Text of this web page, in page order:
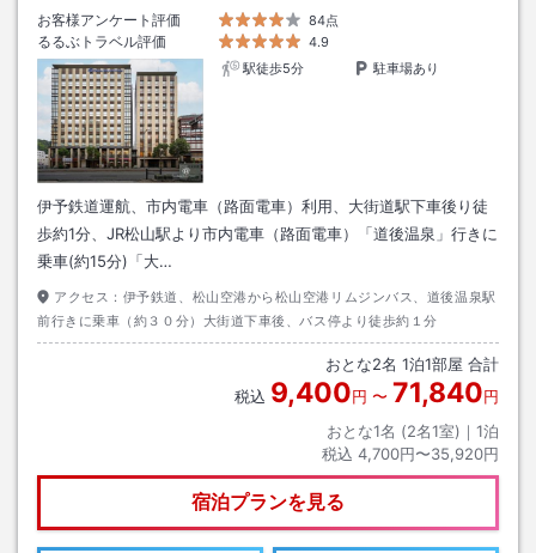
お客様アンケート評価
84点
るるぶトラベル評価
4.9
駅徒歩5分
駐車場あり
伊予鉄道運航、市内電車（路面電車）利用、大街道駅下車後り徒
歩約1分、JR松山駅より市内電車（路面電車）「道後温泉」行きに
乗車(約15分)「大…
アクセス： 伊予鉄道、松山空港から松山空港リムジンバス、道後温泉駅
前行きに乗車（約３０分）大街道下車後、バス停より徒歩約１分
おとな2名 1泊1部屋 合計
税込 9,400円 〜 71,840円
おとな1名 (2名1室)｜ 1泊
税込 4,700円〜35,920円
宿泊プランを見る